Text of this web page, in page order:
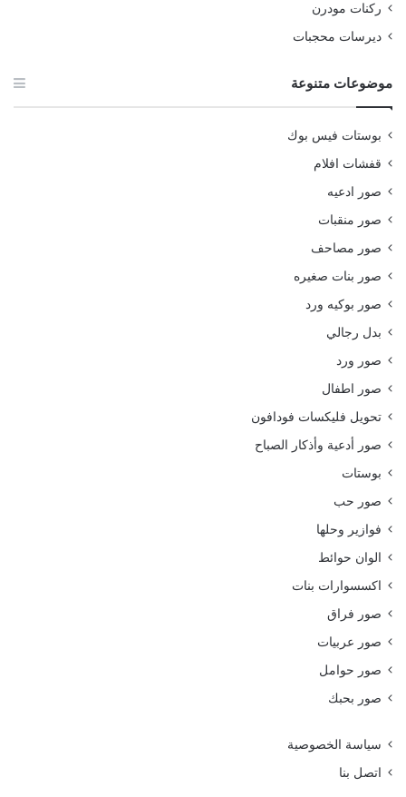
ركنات مودرن
ديرسات محجبات
موضوعات متنوعة
بوستات فيس بوك
قفشات افلام
صور ادعيه
صور منقبات
صور مصاحف
صور بنات صغيره
صور بوكيه ورد
بدل رجالي
صور ورد
صور اطفال
تحويل فليكسات فودافون
صور أدعية وأذكار الصباح
بوستات
صور حب
فوازير وحلها
الوان حوائط
اكسسوارات بنات
صور فراق
صور عربيات
صور حوامل
صور بحبك
سياسة الخصوصية
اتصل بنا